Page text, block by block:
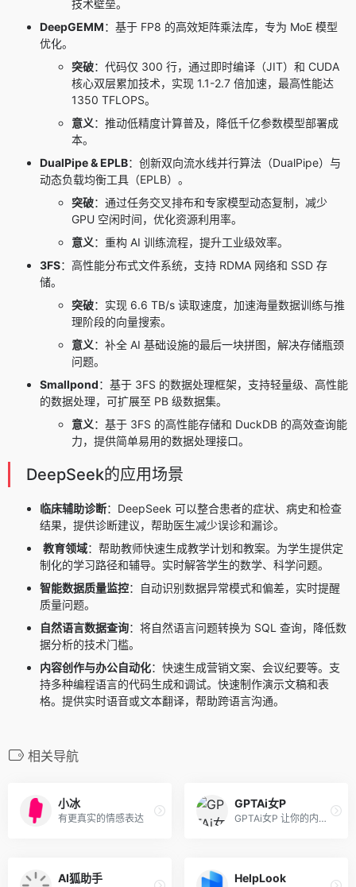
技术壁垒。
DeepGEMM：基于 FP8 的高效矩阵乘法库，专为 MoE 模型
优化。
突破：代码仅 300 行，通过即时编译（JIT）和 CUDA
核心双层累加技术，实现 1.1-2.7 倍加速，最高性能达
1350 TFLOPS。
意义：推动低精度计算普及，降低千亿参数模型部署成
本。
DualPipe& EPLB：创新双向流水线并行算法（DualPipe）与
动态负载均衡工具（EPLB）。
突破：通过任务交叉排布和专家模型动态复制，减少
GPU 空闲时间，优化资源利用率。
意义：重构 AI 训练流程，提升工业级效率。
3FS：高性能分布式文件系统，支持 RDMA 网络和 SSD 存
储。
突破：实现 6.6 TB/s 读取速度，加速海量数据训练与推
理阶段的向量搜索。
意义：补全 AI 基础设施的最后一块拼图，解决存储瓶颈
问题。
Smallpond：基于 3FS 的数据处理框架，支持轻量级、高性能
的数据处理，可扩展至 PB 级数据集。
意义：基于 3FS 的高性能存储和 DuckDB 的高效查询能
力，提供简单易用的数据处理接口。
DeepSeek的应用场景
临床辅助诊断：DeepSeek 可以整合患者的症状、病史和检查
结果，提供诊断建议，帮助医生减少误诊和漏诊。
教育领域：帮助教师快速生成教学计划和教案。为学生提供定
制化的学习路径和辅导。实时解答学生的数学、科学问题。
智能数据质量监控：自动识别数据异常模式和偏差，实时提醒
质量问题。
自然语言数据查询：将自然语言问题转换为 SQL 查询，降低数
据分析的技术门槛。
内容创作与办公自动化：快速生成营销文案、会议纪要等。支
持多种编程语言的代码生成和调试。快速制作演示文稿和表
格。提供实时语音或文本翻译，帮助跨语言沟通。
相关导航
小冰
有更真实的情感表达
GPTAi女P
GPTAi女P 让你的内容 更具创造性
AI狐助手 HelpLook